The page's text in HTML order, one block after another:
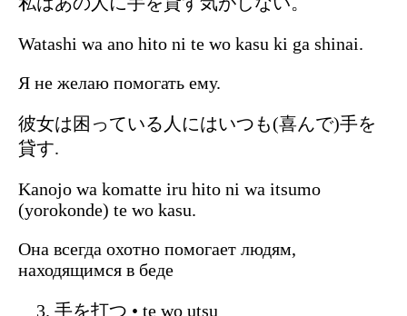
Watashi wa ano hito ni te wo kasu ki ga shinai.
Я не желаю помогать ему.
彼女は困っている人にはいつも(喜んで)手を
貸す.
Kanojo wa komatte iru hito ni wa itsumo
(yorokonde) te wo kasu.
Она всегда охотно помогает людям,
находящимся в беде
手を打つ • te wo utsu